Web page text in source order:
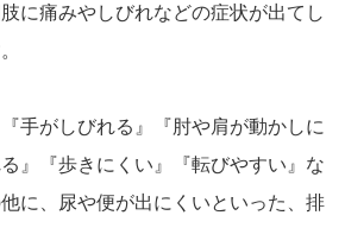
に痛みやしびれなどの症状が出てし
手がしびれる』『肘や肩が動かしに
』『歩きにくい』『転びやすい』な
に、尿や便が出にくいといった、排